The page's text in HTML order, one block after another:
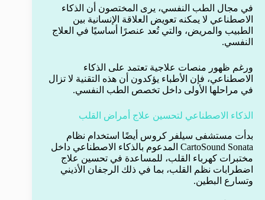
في مجال الطب النفسي، يرى المختصون أن الذكاء
الاصطناعي لا يمكنه تعويض العلاقة الإنسانية بين
الطبيب والمريض، والتي تُعد عنصرًا أساسيًا في العلاج
النفسي.
ورغم ظهور منصات علاجية تعتمد على الذكاء
الاصطناعي، فإن الأطباء يؤكدون أن هذه التقنية لا تزال
في مراحلها الأولى داخل تخصص الطب النفسي.
الذكاء الاصطناعي لتحسين علاج أمراض القلب
بدأت مستشفى سيلفر كروس أيضًا استخدام نظام
CartoSound Sonata المدعوم بالذكاء الاصطناعي داخل
مختبرات كهرباء القلب، للمساعدة في تحسين علاج
اضطرابات نظم القلب، بما في ذلك الرجفان الأذيني
وتسارع البطين.